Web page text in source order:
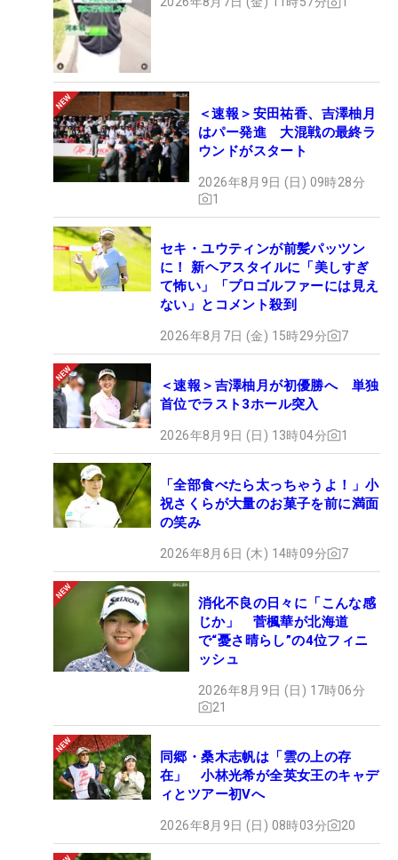
＜速報＞安田祐香、吉澤柚月
はパー発進 大混戦の最終ラ
ウンドがスタート
2026年8月9日 (日) 09時28分
1
セキ・ユウティンが前髪パッツン
に！ 新ヘアスタイルに「美しすぎ
て怖い」「プロゴルファーには見え
ない」とコメント殺到
2026年8月7日 (金) 15時29分 7
＜速報＞吉澤柚月が初優勝へ 単独
首位でラスト3ホール突入
2026年8月9日 (日) 13時04分 1
「全部食べたら太っちゃうよ！」小
祝さくらが大量のお菓子を前に満面
の笑み
2026年8月6日 (木) 14時09分 7
消化不良の日々に「こんな感
じか」 菅楓華が北海道
で“憂さ晴らし”の4位フィニ
ッシュ
2026年8月9日 (日) 17時06分
21
同郷・桑木志帆は「雲の上の存
在」 小林光希が全英女王のキャデ
ィとツアー初Vへ
2026年8月9日 (日) 08時03分 20